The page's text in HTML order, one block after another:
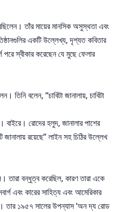
তাঁর মায়ের মানসিক অসুস্থতা এবং
একটি উল্লেখ্য, দৃশ্যত কবিতার
পরে স্বীকার করেছেন যে মুছে ফেলার
তিনি বলেন, “চাবিটা জানালায়, চাবিটা
বাইরে। রোদের হলুদ, জানালার পাশের
জানালায় রয়েছে” লাইন সহ চিঠির উল্লেখ
তারা বন্ধুত্ব করেছিল, কারণ তারা একে
এবং কারের সাহিত্য এবং আমেরিকার
তার ১৯৫৭ সালের উপন্যাস ‘অন দ্য রোড